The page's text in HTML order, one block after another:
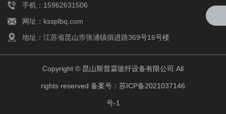
手机：15962631506
网址：kssplbq.com
地址：江苏省昆山市张浦镇俱进路369号16号楼
Copyright © 昆山斯普霖玻纤设备有限公司 All
rights reserved 备案号： 苏ICP备2021037146
号-1